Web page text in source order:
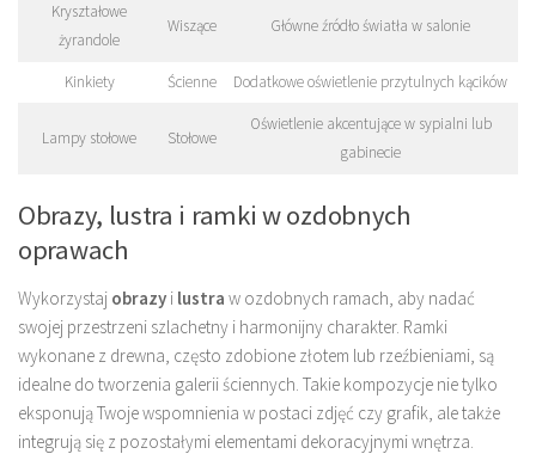
Kryształowe
żyrandole
Wiszące Główne źródło światła w salonie
Kinkiety Ścienne Dodatkowe oświetlenie przytulnych kącików
Lampy stołowe Stołowe
Oświetlenie akcentujące w sypialni lub
gabinecie
Obrazy, lustra i ramki w ozdobnych
oprawach
Wykorzystaj obrazy i lustra w ozdobnych ramach, aby nadać
swojej przestrzeni szlachetny i harmonijny charakter. Ramki
wykonane z drewna, często zdobione złotem lub rzeźbieniami, są
idealne do tworzenia galerii ściennych. Takie kompozycje nie tylko
eksponują Twoje wspomnienia w postaci zdjęć czy grafik, ale także
integrują się z pozostałymi elementami dekoracyjnymi wnętrza.